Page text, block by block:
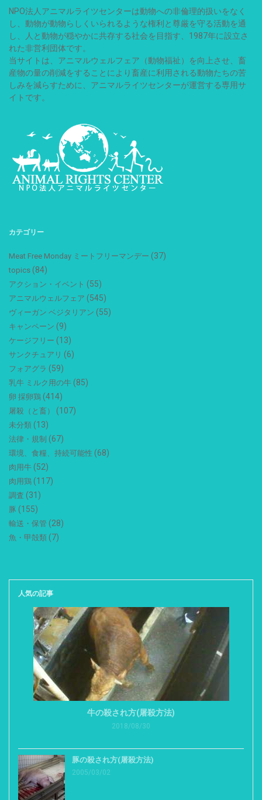
NPO法人アニマルライツセンターは動物への非倫理的扱いをなく
し、動物が動物らしくいられるような権利と尊厳を守る活動を通
し、人と動物が穏やかに共存する社会を目指す、1987年に設立さ
れた非営利団体です。
当サイトは、アニマルウェルフェア（動物福祉）を向上させ、畜
産物の量の削減をすることにより畜産に利用される動物たちの苦
しみを減らすために、アニマルライツセンターが運営する専用サ
イトです。
カテゴリー
Meat Free Monday ミートフリーマンデー (37)
topics (84)
アクション・イベント (55)
アニマルウェルフェア (545)
ヴィーガン ベジタリアン (55)
キャンペーン (9)
ケージフリー (13)
サンクチュアリ (6)
フォアグラ (59)
乳牛 ミルク用の牛 (85)
卵 採卵鶏 (414)
屠殺（と畜） (107)
未分類 (13)
法律・規制 (67)
環境、食糧、持続可能性 (68)
肉用牛 (52)
肉用鶏 (117)
調査 (31)
豚 (155)
輸送・保管 (28)
魚・甲殻類 (7)
人気の記事
牛の殺され方(屠殺方法)
2018/08/30
豚の殺され方(屠殺方法)
2005/03/02